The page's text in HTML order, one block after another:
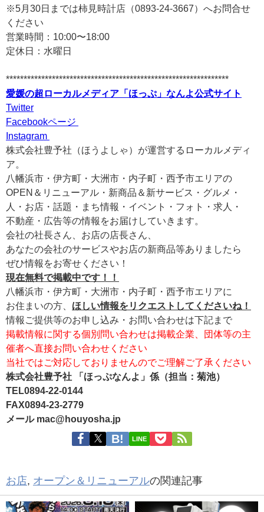
※5月30日までは柿見時計店（0893-24-3667）へお問合せ
ください
営業時間：10:00〜18:00
定休日：水曜日
***************************************************************
愛媛の超ローカルメディア「ほっぷ」なんよ公式サイト
Twitter
Facebookページ
Instagram
株式会社豊予社（ほうよしゃ）が運営するローカルメディ
ア。
八幡浜市・伊方町・大洲市・内子町・西予市エリアの
OPEN＆リニューアル・新商品＆新サービス・グルメ・
人・お店・話題・まち情報・イベント・フォト・求人・
不動産・広告等の情報をお届けしていきます。
会社の社長さん、お店の店長さん、
あなたの会社のサービスやお店の新商品等ありましたら
ぜひ情報をお寄せください！
現在無料で掲載中です！！
八幡浜市・伊方町・大洲市・内子町・西予市エリアに
お住まいの方、 ほしい情報をリクエストしてくださいね！
情報ご提供等のお申し込み・お問い合わせは下記まで
掲載情報に関する個別問い合わせは掲載企業、団体等の主
催者へ直接お問い合わせください
当社ではご対応しておりませんのでご理解ご了承ください
株式会社豊予社 「ほっぷなんよ」係（担当：菊池）
TEL0894-22-0144
FAX0894-23-2779
メール mac@houyosha.jp
LINE
お店, オープン＆リニューアルの関連記事